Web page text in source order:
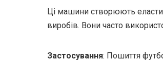
Ці машини створюють
виробів. Вони часто
Застосування: Пошиття